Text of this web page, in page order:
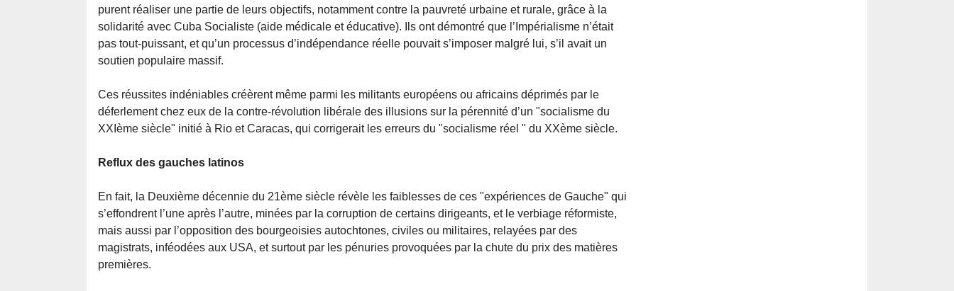
purent réaliser une partie de leurs objectifs, notamment contre la pauvreté urbaine et rurale, grâce à la
solidarité avec Cuba Socialiste (aide médicale et éducative). Ils ont démontré que l’Impérialisme n’était
pas tout-puissant, et qu’un processus d’indépendance réelle pouvait s’imposer malgré lui, s’il avait un
soutien populaire massif.
Ces réussites indéniables créèrent même parmi les militants européens ou africains déprimés par le
déferlement chez eux de la contre-révolution libérale des illusions sur la pérennité d’un "socialisme du
XXIème siècle" initié à Rio et Caracas, qui corrigerait les erreurs du "socialisme réel " du XXème siècle.
Reflux des gauches latinos
En fait, la Deuxième décennie du 21ème siècle révèle les faiblesses de ces "expériences de Gauche" qui
s’effondrent l’une après l’autre, minées par la corruption de certains dirigeants, et le verbiage réformiste,
mais aussi par l’opposition des bourgeoisies autochtones, civiles ou militaires, relayées par des
magistrats, inféodées aux USA, et surtout par les pénuries provoquées par la chute du prix des matières
premières.